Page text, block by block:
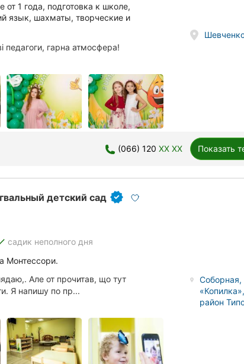
от 1 года, подготовка к школе,
язык, шахматы, творческие и
педагоги, гарна атмосфера!
(066) 120 XX XX Показать
детский сад
садик неполного дня
Монтессори.
Але от прочитав, що тут
Я напишу по пр...
Соборная,
район